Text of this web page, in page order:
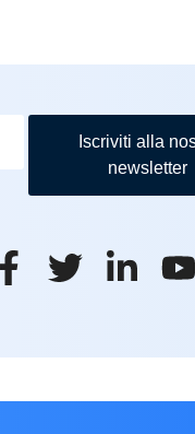
Iscriviti alla
newsletter